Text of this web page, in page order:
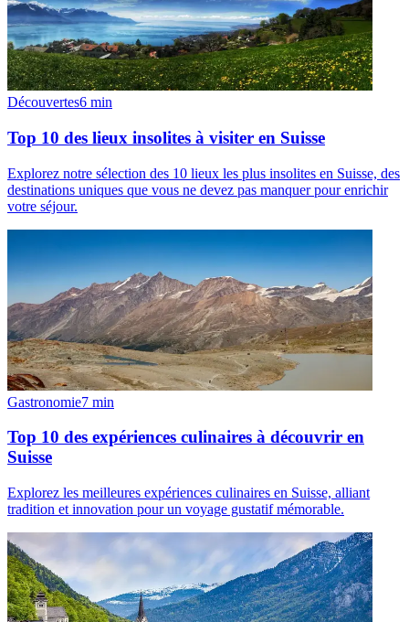
Découvertes6 min
Top 10 des lieux insolites à visiter en Suisse
Explorez notre sélection des 10 lieux les plus insolites en Suisse, des
destinations uniques que vous ne devez pas manquer pour enrichir
votre séjour.
Gastronomie7 min
Top 10 des expériences culinaires à découvrir en
Suisse
Explorez les meilleures expériences culinaires en Suisse, alliant
tradition et innovation pour un voyage gustatif mémorable.